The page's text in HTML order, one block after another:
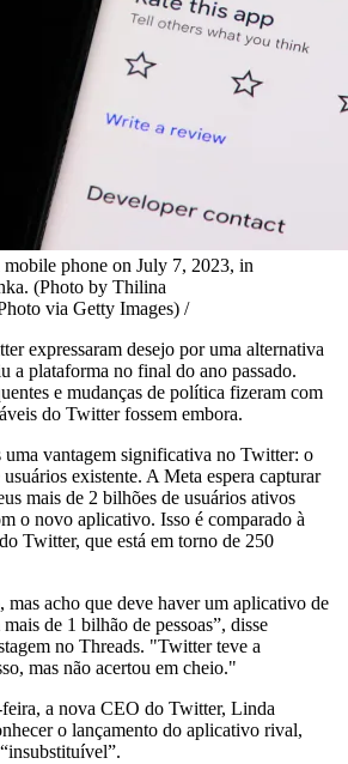
mobile phone on July 7, 2023, in
(Photo by Thilina
via Getty Images) /
expressaram desejo por uma alternativa
a plataforma no final do ano passado.
e mudanças de política fizeram com
​​do Twitter fossem embora.
uma vantagem significativa no Twitter: o
existente. A Meta espera capturar
mais de 2 bilhões de usuários ativos
o novo aplicativo. Isso é comparado à
Twitter, que está em torno de 250
mas acho que deve haver um aplicativo de
de 1 bilhão de pessoas”, disse
no Threads. "Twitter teve a
mas não acertou em cheio."
a nova CEO do Twitter, Linda
o lançamento do aplicativo rival,